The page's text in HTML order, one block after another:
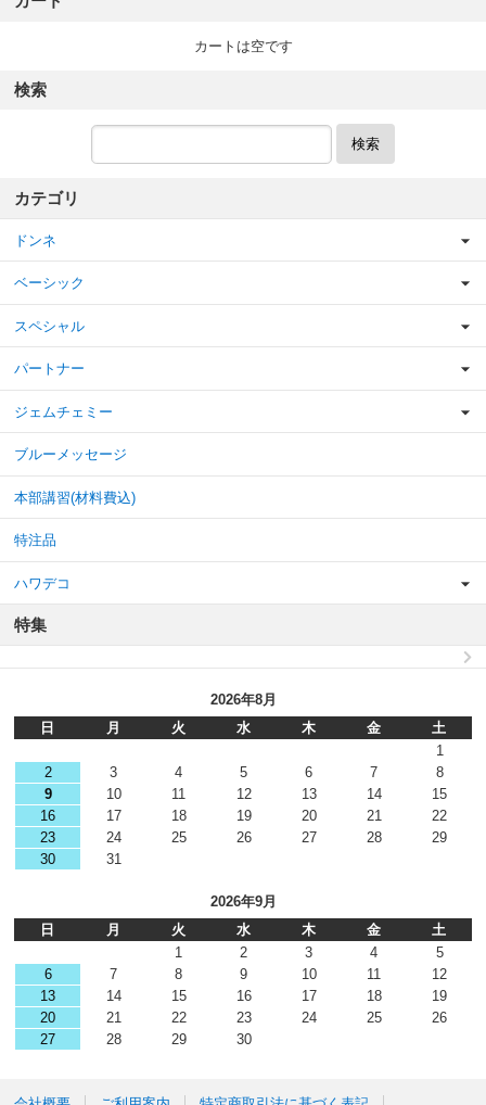
カートは空です
検索
検索
カテゴリ
ドンネ
ベーシック
スペシャル
パートナー
ジェムチェミー
ブルーメッセージ
本部講習(材料費込)
特注品
ハワデコ
特集
2026年8月
日
月 火 水 木 金
土
1
2
3 4 5 6 7
8
9
10 11 12 13 14
15
16
17 18 19 20 21
22
23
24 25 26 27 28
29
30
31
2026年9月
日
月 火 水 木 金
土
1
2 3 4
5
6
7 8 9 10 11
12
13
14 15 16 17 18
19
20
21 22 23 24 25
26
27
28 29 30